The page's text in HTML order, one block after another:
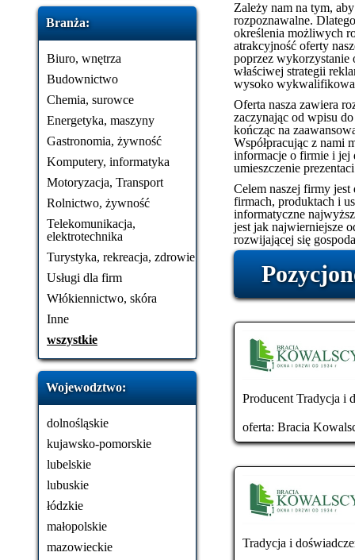
Branża:
Biuro, wnętrza
Budownictwo
Chemia, surowce
Energetyka, maszyny
Gastronomia, żywność
Komputery, informatyka
Motoryzacja, Transport
Rolnictwo, żywność
Telekomunikacja,
elektrotechnika
Turystyka, rekreacja, zdrowie
Usługi dla firm
Włókiennictwo, skóra
Inne
wszystkie
Wojewodztwo:
dolnośląskie
kujawsko-pomorskie
lubelskie
lubuskie
łódzkie
małopolskie
mazowieckie
Zależy nam na tym,
rozpoznawalne.
określenia możliwych
atrakcyjność oferty
poprzez wykorzystanie
właściwej strategii
wysoko
Oferta nasza zawiera
zaczynając od wpisu
kończąc na
Współpracując z nami
informacje o firmie i jej
umieszczenie
Celem naszej firmy
firmach, produktach i
informatyczne
jest jak najwierniejsze
rozwijającej się
Producent Tradycja i
oferta: Bracia
Tradycja i